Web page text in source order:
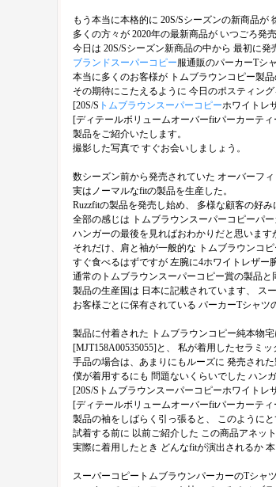
もう本当に本格的に 20S/Sシーズンの新商品が
多くの方々が 2020年の最新商品が いつごろ発
今日は 20S/Sシーズン新商品の中から 最初に発
ブランドスーパーコピー服通販のパーカーTシ
本当に多くのお客様が トムブラウンコピー製
その期待にこたえるように 今日のポスティング
[20S/S トムブラウンスーパーコピーホワイトレ
[ディテールボリュームオーバーfitパーカーティ
製品をご紹介いたします。
撮影した写真で すぐお会いしましょう。
数シーズン前から発売されていた オーバーフ
実はノーマルなfitの製品を生産した。
Ruzzfitの製品を発売し始め、 多様な顧客の好
全部の感じは トムブラウンスーパーコピーパ
ハンガーの最後を見ればおわかりだと思います
それだけ、肩と袖が一般的な トムブラウンコ
すぐ食べるはずですが 左腕に4ホワイトレザー
通常のトムブラウンスーパーコピー賞の製品
製品の生産国は 日本に記載されています、 ス
お客様ごとに保有されている パーカーTシャツ
製品に付着された トムブラウンコピー純本物
[MJT158A00535055]と、 私が着用したセラミ
手品の場合は、あまりにもルーズに 発売され
僕が着用するにも 問題ないくらいでした ハン
[20S/Sトムブラウンスーパーコピーホワイトレ
[ディテールボリュームオーバーfitパーカーティ
製品の袖をしばらく引っ張ると、 このように
試着する前に 以前ご紹介した この商品アネッ
実際に着用したとき どんなfitが演出されるか
スーパーコピートムブラウンパーカーのTシャ